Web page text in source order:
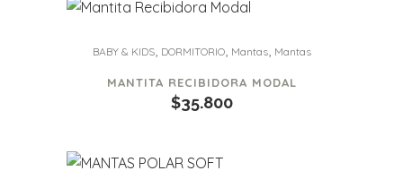
Las
pueden
la
página
$83.500
BABY & KIDS, DORMITORIO, Mantas, Mantas
MANTITA RECIBIDORA MODAL
$35.800